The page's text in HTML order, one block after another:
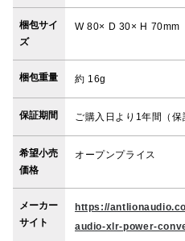
梱包サイ
ズ
W 80× D 30× H 70mm
梱包重量 約 16g
保証期間 ご購入日より1年間（保
希望小売
価格
オープンプライス
メーカー
サイト
https://
audio-xlr-power-